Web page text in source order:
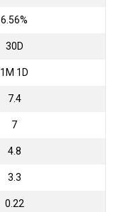
6.56%
30D
1M 1D
7.4
7
4.8
3.3
0.22